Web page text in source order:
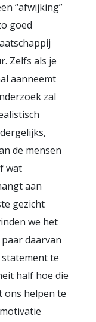
“afwijking”
goed
Zelfs als je
aanneemt
zal
de mensen
wat
aan
gezicht
we het
daarvan
te
half hoe die
ons helpen te